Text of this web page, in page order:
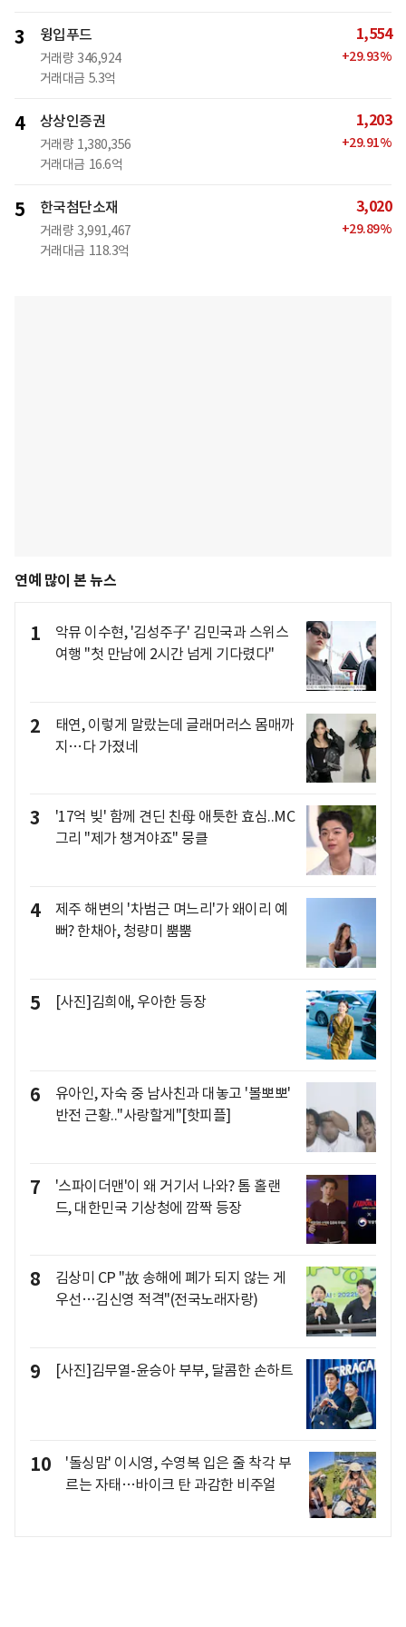
3 윙입푸드
거래량 346,924
거래대금 5.3억
1,554
+29.93%
4 상상인증권
거래량 1,380,356
거래대금 16.6억
1,203
+29.91%
5 한국첨단소재
거래량 3,991,467
거래대금 118.3억
3,020
+29.89%
연예 많이 본 뉴스
1
악뮤 이수현, '김성주子' 김민국과 스위스
여행 "첫 만남에 2시간 넘게 기다렸다"
2
태연, 이렇게 말랐는데 글래머러스 몸매까
지…다 가졌네
3
'17억 빚' 함께 견딘 친母 애틋한 효심..MC
그리 "제가 챙겨야죠" 뭉클
4
제주 해변의 '차범근 며느리'가 왜이리 예
뻐? 한채아, 청량미 뿜뿜
5 [사진]김희애, 우아한 등장
6
유아인, 자숙 중 남사친과 대놓고 '볼뽀뽀'
반전 근황.."사랑할게"[핫피플]
7
'스파이더맨'이 왜 거기서 나와? 톰 홀랜
드, 대한민국 기상청에 깜짝 등장
8
김상미 CP "故 송해에 폐가 되지 않는 게
우선…김신영 적격"(전국노래자랑)
9 [사진]김무열-윤승아 부부, 달콤한 손하트
10
'돌싱맘' 이시영, 수영복 입은 줄 착각 부
르는 자태…바이크 탄 과감한 비주얼